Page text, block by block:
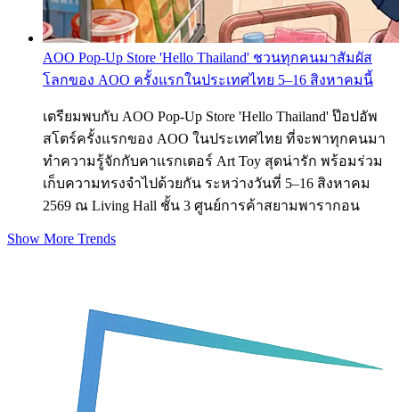
AOO Pop-Up Store 'Hello Thailand' ชวนทุกคนมาสัมผัส
โลกของ AOO ครั้งแรกในประเทศไทย 5–16 สิงหาคมนี้
เตรียมพบกับ AOO Pop-Up Store 'Hello Thailand' ป๊อปอัพ
สโตร์ครั้งแรกของ AOO ในประเทศไทย ที่จะพาทุกคนมา
ทำความรู้จักกับคาแรกเตอร์ Art Toy สุดน่ารัก พร้อมร่วม
เก็บความทรงจำไปด้วยกัน ระหว่างวันที่ 5–16 สิงหาคม
2569 ณ Living Hall ชั้น 3 ศูนย์การค้าสยามพารากอน
Show More Trends